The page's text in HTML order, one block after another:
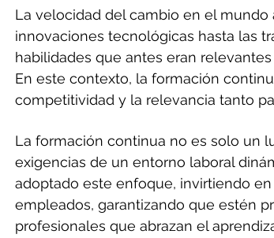
La velocidad del cambio en el
innovaciones tecnológicas hasta las
habilidades que antes eran
En este contexto, la formación
competitividad y la relevancia tanto
La formación continua no es solo un
exigencias de un entorno laboral
adoptado este enfoque, invirtiendo
empleados, garantizando que estén
profesionales que abrazan el